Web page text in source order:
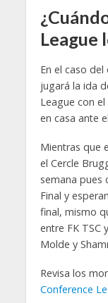
League
En el caso
jugará la ida
League con
en casa ante
Mientras que
el Cercle
semana pues
Final y
final, mismo
entre FK TSC
Molde y
Revisa los
Conference